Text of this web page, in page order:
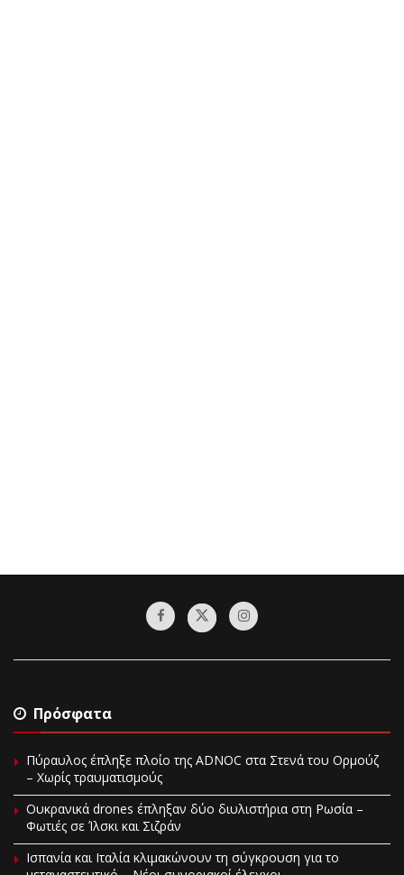
Πρόσφατα
Πύραυλος έπληξε πλοίο της ADNOC στα Στενά του Ορμούζ
– Χωρίς τραυματισμούς
Ουκρανικά drones έπληξαν δύο διυλιστήρια στη Ρωσία –
Φωτιές σε Ίλσκι και Σιζράν
Ισπανία και Ιταλία κλιμακώνουν τη σύγκρουση για το